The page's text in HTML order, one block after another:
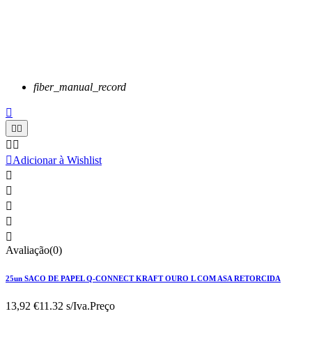
fiber_manual_record


 
Adicionar à Wishlist





Avaliação(0)
25un SACO DE PAPEL Q-CONNECT KRAFT OURO L COM ASA RETORCIDA
13,92 €11.32 s/Iva.Preço